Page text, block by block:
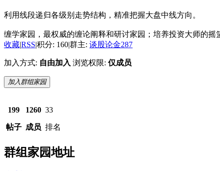
利用线段递归各级别走势结构，精准把握大盘中线方向。
缠学家园，最权威的缠论阐释和研讨家园；培养投资大师的摇
收藏|RSS|积分: 160|群主: 谈股论金287
加入方式: 自由加入 浏览权限: 仅成员
加入群组家园
199
帖子
1260
成员
33
排名
群组家园地址